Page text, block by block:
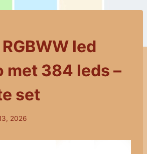
led
met 384 leds –
set
2026